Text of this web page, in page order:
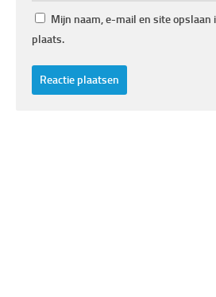
Mijn naam, e-mail en site opslaan
plaats.